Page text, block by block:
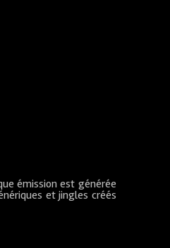
émission est générée
et jingles créés